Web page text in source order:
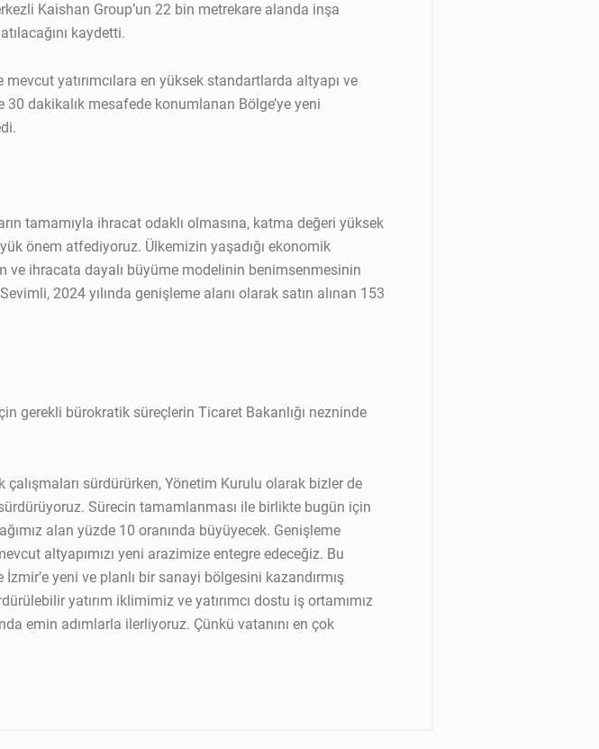
Kaishan Group’un 22 bin metrekare alanda inşa
kaydetti.
mevcut yatırımcılara en yüksek standartlarda altyapı ve
dakikalık mesafede konumlanan Bölge’ye yeni
tamamıyla ihracat odaklı olmasına, katma değeri yüksek
önem atfediyoruz. Ülkemizin yaşadığı ekonomik
ve ihracata dayalı büyüme modelinin benimsenmesinin
2024 yılında genişleme alanı olarak satın alınan 153
gerekli bürokratik süreçlerin Ticaret Bakanlığı nezninde
sürdürürken, Yönetim Kurulu olarak bizler de
sürdürüyoruz. Sürecin tamamlanması ile birlikte bugün için
alan yüzde 10 oranında büyüyecek. Genişleme
altyapımızı yeni arazimize entegre edeceğiz. Bu
yeni ve planlı bir sanayi bölgesini kazandırmış
yatırım iklimimiz ve yatırımcı dostu iş ortamımız
emin adımlarla ilerliyoruz. Çünkü vatanını en çok